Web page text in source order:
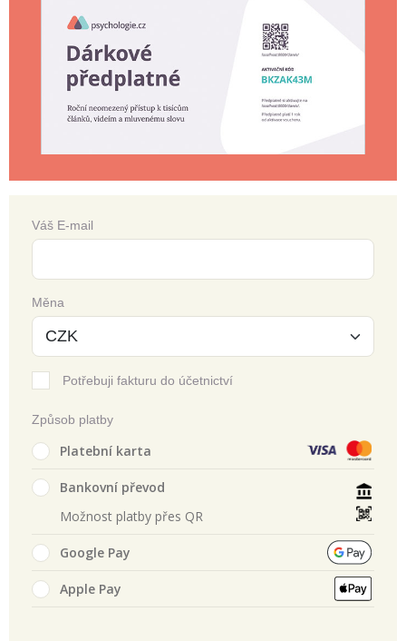
Váš E-mail
Měna
Potřebuji fakturu do účetnictví
Způsob platby
Platební karta
Bankovní převod
Možnost platby přes QR
Google Pay
Apple Pay